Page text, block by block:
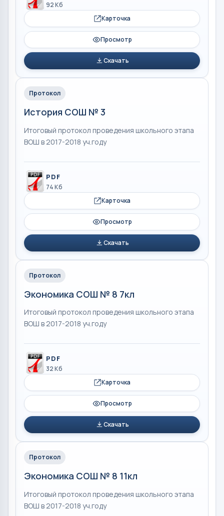
92 Кб
Карточка
Просмотр
Скачать
Протокол
История СОШ № 3
Итоговый протокол проведения школьного этапа
ВОШ в 2017-2018 уч.году
PDF
74 Кб
Карточка
Просмотр
Скачать
Протокол
Экономика СОШ № 8 7кл
Итоговый протокол проведения школьного этапа
ВОШ в 2017-2018 уч.году
PDF
32 Кб
Карточка
Просмотр
Скачать
Протокол
Экономика СОШ № 8 11кл
Итоговый протокол проведения школьного этапа
ВОШ в 2017-2018 уч.году